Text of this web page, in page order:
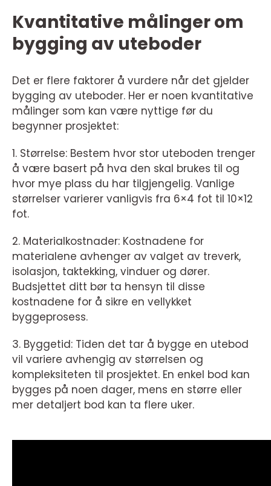
Kvantitative målinger om
bygging av uteboder
Det er flere faktorer å vurdere når det gjelder
bygging av uteboder. Her er noen kvantitative
målinger som kan være nyttige før du
begynner prosjektet:
1. Størrelse: Bestem hvor stor uteboden trenger
å være basert på hva den skal brukes til og
hvor mye plass du har tilgjengelig. Vanlige
størrelser varierer vanligvis fra 6×4 fot til 10×12
fot.
2. Materialkostnader: Kostnadene for
materialene avhenger av valget av treverk,
isolasjon, taktekking, vinduer og dører.
Budsjettet ditt bør ta hensyn til disse
kostnadene for å sikre en vellykket
byggeprosess.
3. Byggetid: Tiden det tar å bygge en utebod
vil variere avhengig av størrelsen og
kompleksiteten til prosjektet. En enkel bod kan
bygges på noen dager, mens en større eller
mer detaljert bod kan ta flere uker.